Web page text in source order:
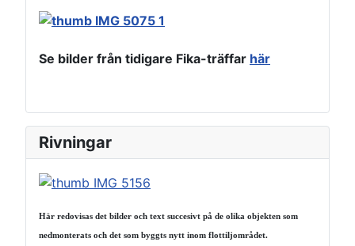
Se bilder från tidigare Fika-träffar här
Rivningar
Här redovisas det bilder och text succesivt på de olika objekten som
nedmonterats och det som byggts nytt inom flottiljområdet.